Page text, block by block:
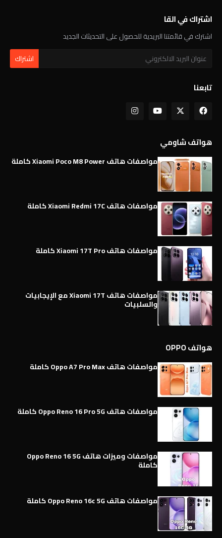
اشتراك في القا
اشترك في قائمتنا البريدية للحصول على التحديثات الجديد
تابعنا
هواتف شاومي
مواصفات هاتف Xiaomi Poco M8 Power كاملة
مواصفات هاتف Xiaomi Redmi 17C كاملة
مواصفات هاتف Xiaomi 17T Pro كاملة
مواصفات هاتف Xiaomi 17T مع الإيجابيات
والسلبيات
هواتف OPPO
مواصفات هاتف Oppo A7 Pro Max كاملة
مواصفات هاتف Oppo Reno 16 Pro 5G كاملة
مواصفات وميزات هاتف Oppo Reno 16 5G
كاملة
مواصفات هاتف Oppo Reno 16c 5G كاملة